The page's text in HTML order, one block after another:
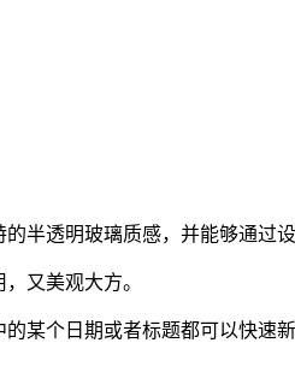
半透明玻璃质感，并能够通过
又美观大方。
某个日期或者标题都可以快速新